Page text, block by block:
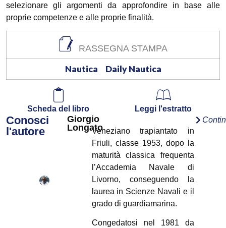
selezionare gli argomenti da approfondire in base alle
proprie competenze e alle proprie finalità.
RASSEGNA STAMPA
Nautica Daily Nautica
Scheda del libro Leggi l'estratto
Conosci
l'autore
Giorgio
LongatoVeneziano trapiantato in
Friuli, classe 1953, dopo la
maturità classica frequenta
l’Accademia Navale di
Livorno, conseguendo la
laurea in Scienze Navali e il
grado di guardiamarina.
Congedatosi nel 1981 da